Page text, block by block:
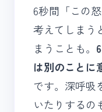
6秒間「この
考えてしまう
まうことも。
は別のことに
です。深呼吸
いたりするの